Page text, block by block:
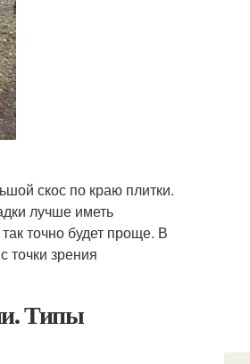
скос по краю плитки.
лучше иметь
точно будет проще. В
точки зрения
Типы